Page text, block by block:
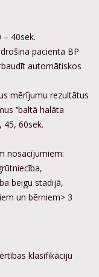
– 40sek.
pacienta BP
automātiskos
mērījumu rezultātus
‘’baltā halāta
45, 60sek.
nosacījumiem:
beigu stadijā,
un bērniem> 3
klasifikāciju